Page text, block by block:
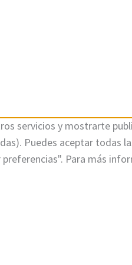
servicios y mostrarte
Puedes aceptar todas
Para más